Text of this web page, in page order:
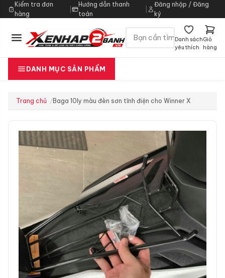
Kiểm tra đơn
hàng
|
Hướng dẫn thanh
toán
Đăng nhập / Đăng
ký
Danh sách
yêu thích
Giỏ
hàng
DANH MỤC SẢN PHẨM
Trang chủ Baga 10ly màu đèn sơn tĩnh điện cho Winner X